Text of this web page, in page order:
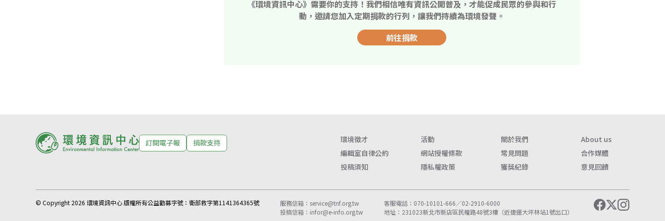
《環境資訊中心》需要你的支持！我們相信唯有資訊公開普及，才能促成民眾的參與和行
動，邀請您加入定期捐款的行列，讓我們持續為環境發聲。
前往捐款
訂閱電子報 捐款支持 環境徵才 活動 關於我們
About us
編輯室自律公約
網站授權條款 常見問題
合作媒體
投稿須知
隱私權政策 獲獎紀錄 意見回饋
© Copyright 2026 環境資訊中心 版權所有公益勸募字號： 衛部救字第1141364365號 服務信箱： service@tnf.org.tw
投稿信箱： infor@e-info.org.tw
客服電話：070-10101-666／02-2910-6000
地址：231023新北市新店區民權路48號3樓（近捷運大坪林站1號出口）